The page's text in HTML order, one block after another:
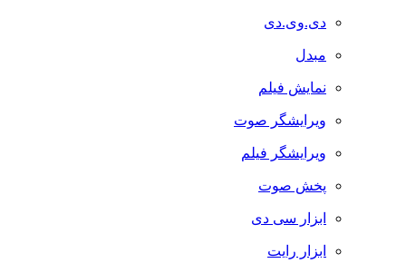
دی.وی.دی
مبدل
نمایش فیلم
ویرایشگر صوت
ویرایشگر فیلم
پخش صوت
ابزار سی دی
ابزار رایت